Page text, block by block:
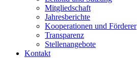
Mitgliedschaft
Jahresberichte
Kooperationen und Förderer
Transparenz
Stellenangebote
Kontakt